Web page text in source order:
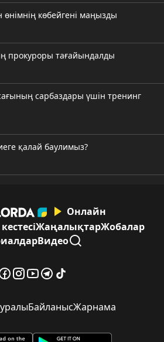
өнімнің көбейгені маңызды
прокуроры тағайындалды
сарбаздары үшін тренинг
қалай баулимыз?
Онлайн
ЖаңалықтарЖобалар
Видео
БайланысЖарнама